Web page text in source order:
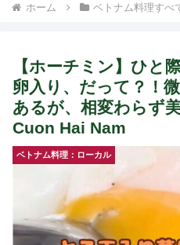
ホーム ベトナム料理すべ
【ホーチミン】ひと
卵入り、だって？！
あるが、相変わらず
Cuon Hai Nam
ベトナム料理：ローカル